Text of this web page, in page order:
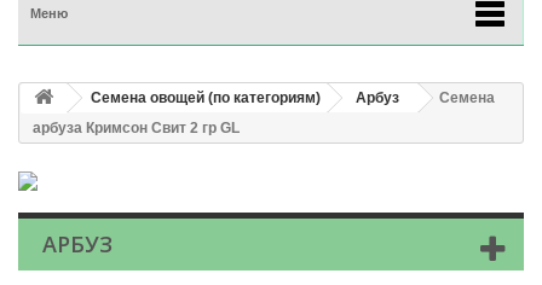
Меню
Семена овощей (по категориям) Арбуз
Семена
арбуза Кримсон Свит 2 гр GL
АРБУЗ